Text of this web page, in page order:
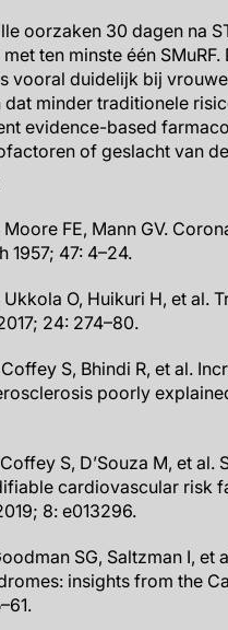
oorzaken 30 dagen na
ten minste één
vooral duidelijk bij
minder traditionele
evidence-based
of geslacht van
Moore FE, Mann GV.
1957; 47: 4–24.
Ukkola O, Huikuri H, et al.
24: 274–80.
Coffey S, Bhindi R, et al.
poorly
Coffey S, D’Souza M, et
cardiovascular risk
8: e013296.
SG, Saltzman I,
insights from the